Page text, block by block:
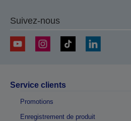
Suivez-nous
Service clients
Promotions
Enregistrement de produit